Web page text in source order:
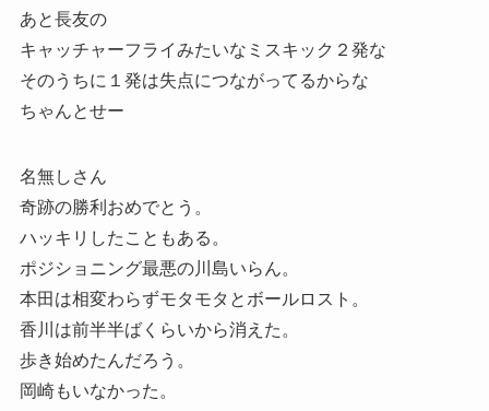
あと長友の
キャッチャーフライみたいなミスキック２発な
そのうちに１発は失点につながってるからな
ちゃんとせー
名無しさん
奇跡の勝利おめでとう。
ハッキリしたこともある。
ポジショニング最悪の川島いらん。
本田は相変わらずモタモタとボールロスト。
香川は前半半ばくらいから消えた。
歩き始めたんだろう。
岡崎もいなかった。